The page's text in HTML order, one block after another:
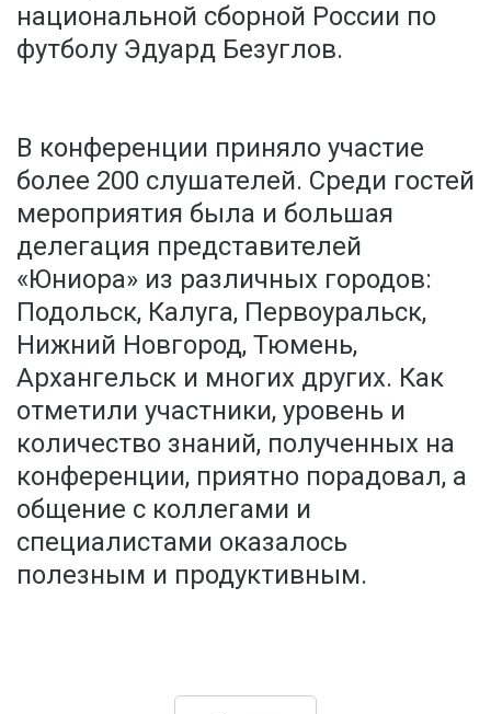
национальной сборной России по
футболу Эдуард Безуглов.
В конференции приняло участие
более 200 слушателей. Среди гостей
мероприятия была и большая
делегация представителей
«Юниора» из различных городов:
Подольск, Калуга, Первоуральск,
Нижний Новгород, Тюмень,
Архангельск и многих других. Как
отметили участники, уровень и
количество знаний, полученных на
конференции, приятно порадовал, а
общение с коллегами и
специалистами оказалось
полезным и продуктивным.